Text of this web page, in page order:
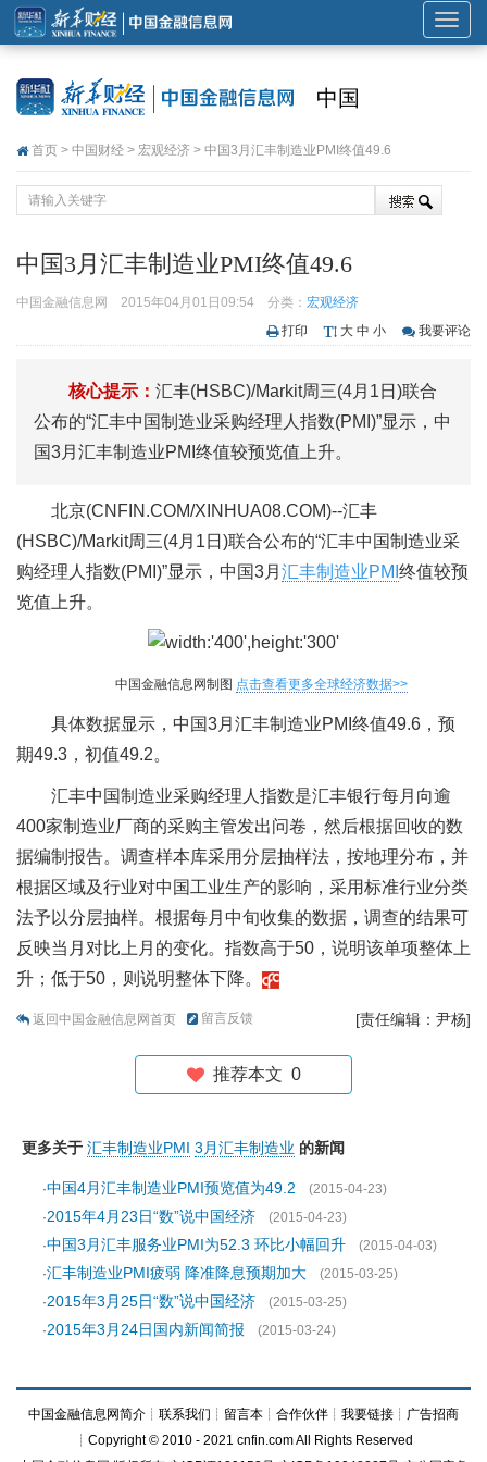
展
开
中国
首页 > 中国财经 > 宏观经济 > 中国3月汇丰制造业PMI终值49.6
中国3月汇丰制造业PMI终值49.6
中国金融信息网 2015年04月01日09:54 分类： 宏观经济
打印
大 中 小 我要评论
核心提示： 汇丰(HSBC)/Markit周三(4月1日)联合
公布的“汇丰中国制造业采购经理人指数(PMI)”显示，中
国3月汇丰制造业PMI终值较预览值上升。
北京(CNFIN.COM/XINHUA08.COM)--汇丰
(HSBC)/Markit周三(4月1日)联合公布的“汇丰中国制造业采
购经理人指数(PMI)”显示，中国3月 汇丰制造业PMI 终值较预
览值上升。
中国金融信息网制图 点击查看更多全球经济数据>>
具体数据显示，中国3月汇丰制造业PMI终值49.6，预
期49.3，初值49.2。
汇丰中国制造业采购经理人指数是汇丰银行每月向逾
400家制造业厂商的采购主管发出问卷，然后根据回收的数
据编制报告。调查样本库采用分层抽样法，按地理分布，并
根据区域及行业对中国工业生产的影响，采用标准行业分类
法予以分层抽样。根据每月中旬收集的数据，调查的结果可
反映当月对比上月的变化。指数高于50，说明该单项整体上
升；低于50，则说明整体下降。
返回中国金融信息网首页 留言反馈 [责任编辑：尹杨]
推荐本文 0
更多关于 汇丰制造业PMI 3月汇丰制造业 的新闻
·中国4月汇丰制造业PMI预览值为49.2
(2015-04-23)
·2015年4月23日“数”说中国经济
(2015-04-23)
·中国3月汇丰服务业PMI为52.3 环比小幅回升
(2015-04-03)
·汇丰制造业PMI疲弱 降准降息预期加大
(2015-03-25)
·2015年3月25日“数”说中国经济
(2015-03-25)
·2015年3月24日国内新闻简报 (2015-03-24)
中国金融信息网简介 ┊ 联系我们 ┊ 留言本 ┊ 合作伙伴 ┊ 我要链接 ┊ 广告招商
┊Copyright © 2010 - 2021 cnfin.com All Rights Reserved